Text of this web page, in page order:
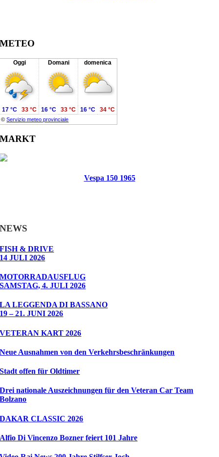
METEO
Oggi Domani domenica
©Servizio meteo provinciale
17 °C 33 °C 16 °C 33 °C 16 °C 34 °C
MARKT
Vespa 150 1965
NEWS
FISH & DRIVE
14 JULI 2026
MOTORRADAUSFLUG
SAMSTAG, 4. JULI 2026
LA LEGGENDA DI BASSANO
19 – 21. JUNI 2026
VETERAN KART 2026
Neue Ausnahmen von den Verkehrsbeschränkungen
Stadt offen für Oldtimer
Drei nationale Auszeichnungen für den Veteran Car Team
Bolzano
DAKAR CLASSIC 2026
Alfio Di Vincenzo Bozner feiert 101 Jahre